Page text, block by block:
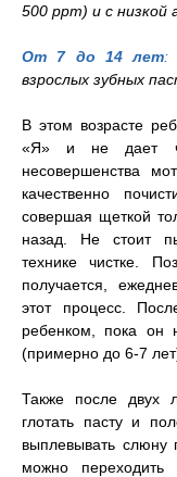
500 ррm) и с низкой
От 7 до 14 лет:
взрослых зубных
В этом возрасте
«Я» и не дает
несовершенства
качественно
совершая щеткой
назад. Не стоит
технике чистке.
получается,
этот процесс.
ребенком, пока он
(примерно до 6-7
Также после двух
глотать пасту и
выплевывать слюну
можно